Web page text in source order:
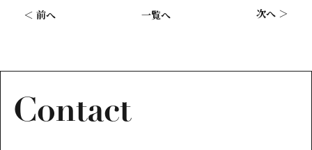
＜ 前へ 一覧へ 次へ ＞
Contact